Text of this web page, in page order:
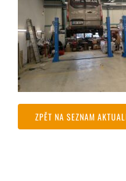
ZPĚT NA SEZNAM